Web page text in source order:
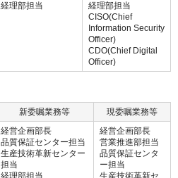
経理部担当
経理部担当
CISO(Chief
Information Security
Officer)
CDO(Chief Digital
Officer)
新委嘱業務等
現委嘱業務等
経営企画部長
品質保証センター担当
生産技術革新センター
担当
経理部担当
経営企画部長
営業推進部担当
品質保証センタ
ー担当
生産技術革新セ